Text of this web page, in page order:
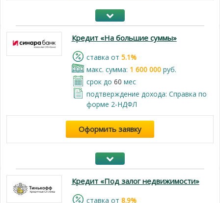
Кредит «На большие суммы»
cтавка от 5.1%
макс. сумма: 1 600 000руб.
срок до 60 мес
подтверждение дохода: Справка по
форме 2-НДФЛ
Оформить заявку
Кредит «Под залог недвижимости»
cтавка от 8.9%